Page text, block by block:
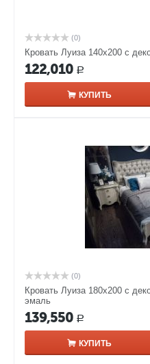
(0)
Кровать Луиза 140х200 с
122,010 Р
КУПИТЬ
(0)
Кровать Луиза 180х200 с
эмаль
139,550 Р
КУПИТЬ